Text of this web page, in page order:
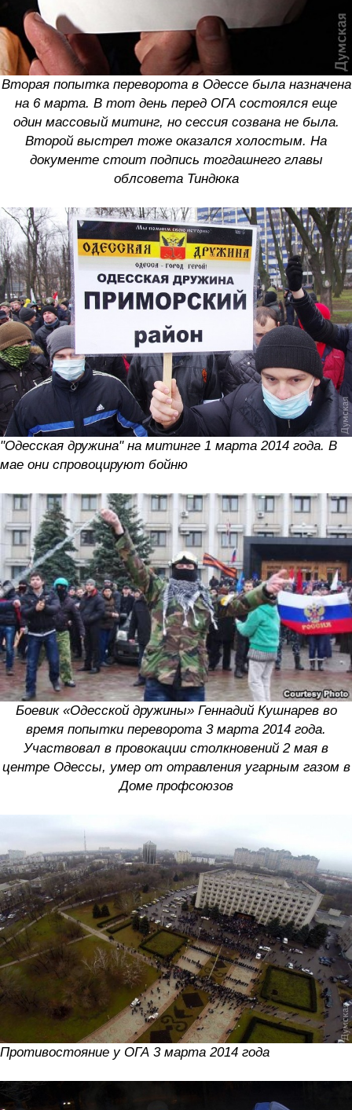
Вторая попытка переворота в Одессе была назначена
на 6 марта. В тот день перед ОГА состоялся еще
один массовый митинг, но сессия созвана не была.
Второй выстрел тоже оказался холостым. На
документе стоит подпись тогдашнего главы
облсовета Тиндюка
"Одесская дружина" на митинге 1 марта 2014 года. В
мае они спровоцируют бойню
Боевик «Одесской дружины» Геннадий Кушнарев во
время попытки переворота 3 марта 2014 года.
Участвовал в провокации столкновений 2 мая в
центре Одессы, умер от отравления угарным газом в
Доме профсоюзов
Противостояние у ОГА 3 марта 2014 года